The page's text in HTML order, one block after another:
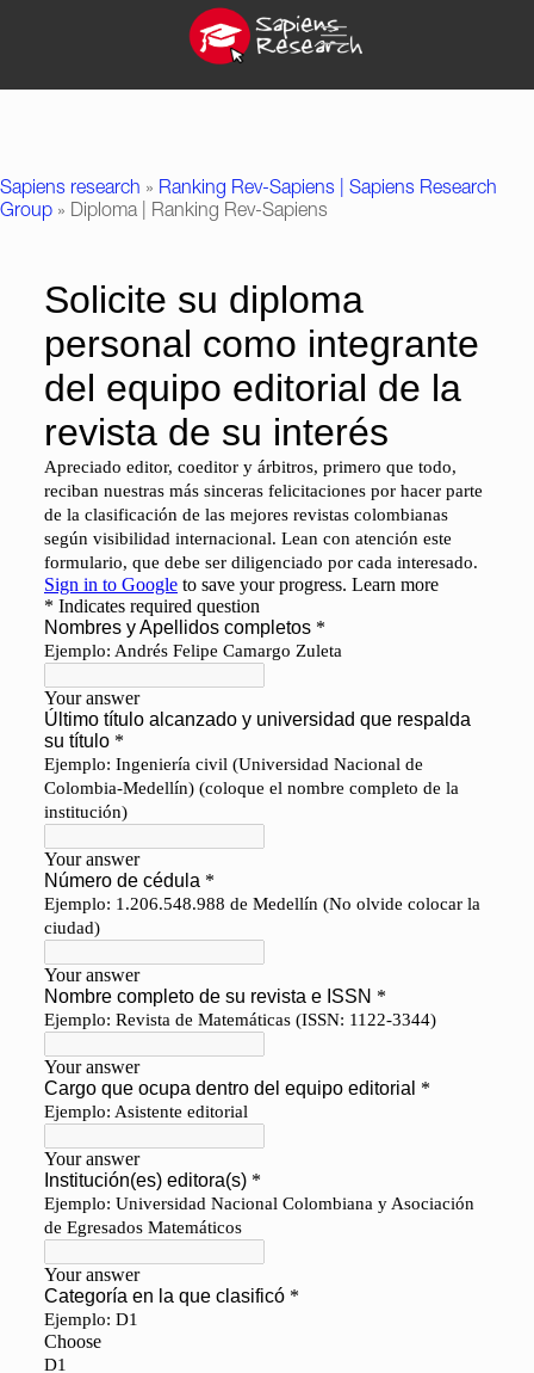
Sapiens research » Ranking Rev-Sapiens | Sapiens Research
Group » Diploma | Ranking Rev-Sapiens